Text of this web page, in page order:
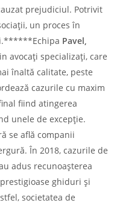
prejudiciul. Potrivit
un proces în
Pavel,
avocați specializați, care
înaltă calitate, peste
cazurile cu maxim
fiind atingerea
unele de excepție.
se află companii
În 2018, cazurile de
adus recunoașterea
ghiduri și
societatea de